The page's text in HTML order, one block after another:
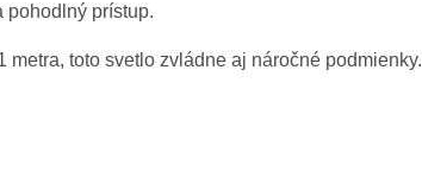
pohodlný prístup.
toto svetlo zvládne aj náročné podmienky.